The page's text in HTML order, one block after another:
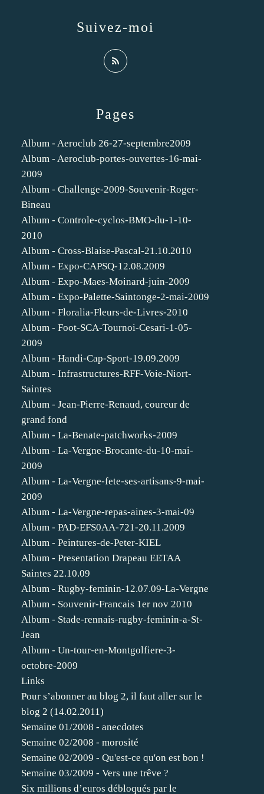
Pages
Album - Aeroclub 26-27-septembre2009
Album - Aeroclub-portes-ouvertes-16-mai-
2009
Album - Challenge-2009-Souvenir-Roger-
Bineau
Album - Controle-cyclos-BMO-du-1-10-
2010
Album - Cross-Blaise-Pascal-21.10.2010
Album - Expo-CAPSQ-12.08.2009
Album - Expo-Maes-Moinard-juin-2009
Album - Expo-Palette-Saintonge-2-mai-2009
Album - Floralia-Fleurs-de-Livres-2010
Album - Foot-SCA-Tournoi-Cesari-1-05-
2009
Album - Handi-Cap-Sport-19.09.2009
Album - Infrastructures-RFF-Voie-Niort-
Saintes
Album - Jean-Pierre-Renaud, coureur de
grand fond
Album - La-Benate-patchworks-2009
Album - La-Vergne-Brocante-du-10-mai-
2009
Album - La-Vergne-fete-ses-artisans-9-mai-
2009
Album - La-Vergne-repas-aines-3-mai-09
Album - PAD-EFS0AA-721-20.11.2009
Album - Peintures-de-Peter-KIEL
Album - Presentation Drapeau EETAA
Saintes 22.10.09
Album - Rugby-feminin-12.07.09-La-Vergne
Album - Souvenir-Francais 1er nov 2010
Album - Stade-rennais-rugby-feminin-a-St-
Jean
Album - Un-tour-en-Montgolfiere-3-
octobre-2009
Links
Pour s’abonner au blog 2, il faut aller sur le
blog 2 (14.02.2011)
Semaine 01/2008 - anecdotes
Semaine 02/2008 - morosité
Semaine 02/2009 - Qu'est-ce qu'on est bon !
Semaine 03/2009 - Vers une trêve ?
Six millions d’euros débloqués par le
Suivez-moi